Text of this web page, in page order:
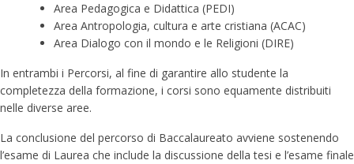
Area Pedagogica e Didattica (PEDI)
Area Antropologia, cultura e arte cristiana (ACAC)
Area Dialogo con il mondo e le Religioni (DIRE)
In entrambi i Percorsi, al fine di garantire allo studente la
completezza della formazione, i corsi sono equamente distribuiti
nelle diverse aree.
La conclusione del percorso di Baccalaureato avviene sostenendo
l’esame di Laurea che include la discussione della tesi e l’esame finale